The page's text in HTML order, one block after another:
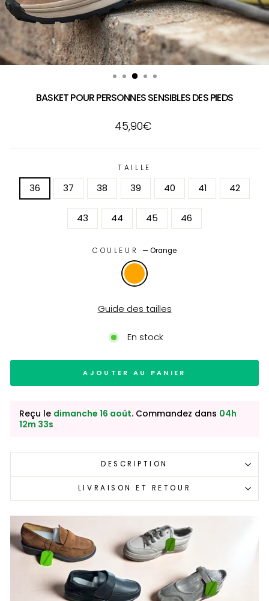
BASKET POUR PERSONNES SENSIBLES DES PIEDS
Prix
régulier
45,90€
TAILLE
36 37 38 39 40 41 42
43 44 45 46
COULEUR —Orange
Guide des tailles
En stock
AJOUTER AU PANIER
Reçu le dimanche 16 août. Commandez dans 04h
12m 32s
DESCRIPTION
LIVRAISON ET RETOUR